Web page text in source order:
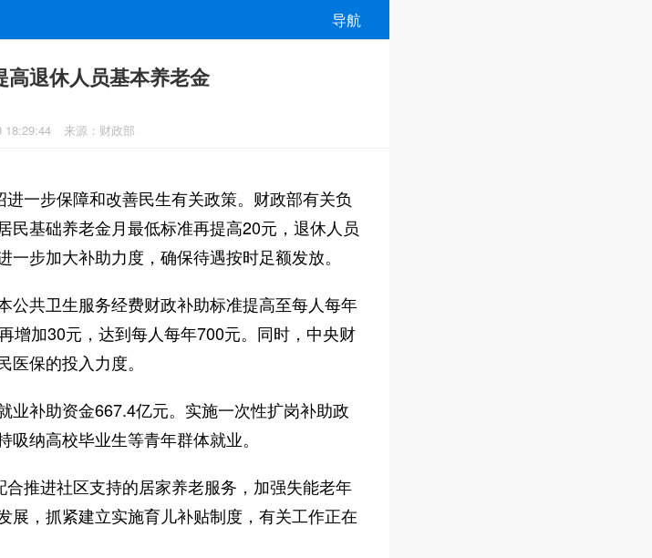
导航
高退休人员基本养老金
18:29:44 来源：财政部
一步保障和改善民生有关政策。财政部有关负
民基础养老金月最低标准再提高20元，退休人员
步加大补助力度，确保待遇按时足额发放。
公共卫生服务经费财政补助标准提高至每人每年
增加30元，达到每人每年700元。同时，中央财
保的投入力度。
业补助资金667.4亿元。实施一次性扩岗补助政
纳高校毕业生等青年群体就业。
合推进社区支持的居家养老服务，加强失能老年
展，抓紧建立实施育儿补贴制度，有关工作正在